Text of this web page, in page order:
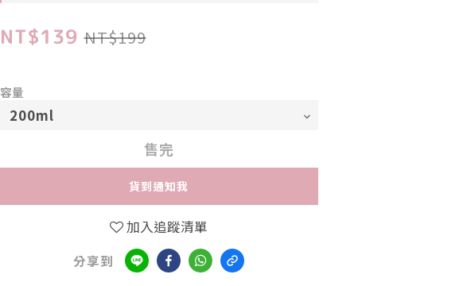
NT$139 NT$199
容量
售完
貨到通知我
加入追蹤清單
分享到